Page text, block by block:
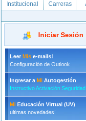
Institucional Carreras
Iniciar Sesión
Leer Mis e-mails!
Configuración de Outlook
Ingresar a Mi Autogestión
Instructivo Activación Seguridad
Mi Educación Virtual (UV)
ultimas novedades!